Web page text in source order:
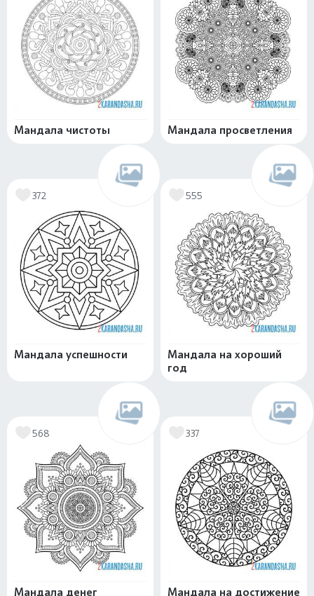
Мандала чистоты Мандала просветления
372
Мандала успешности
555
Мандала на хороший
год
568
Мандала денег
337
Мандала на достижение